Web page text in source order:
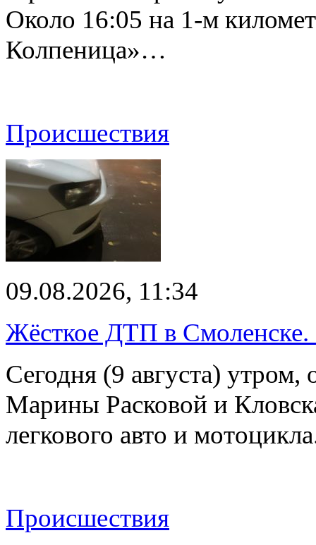
Около 16:05 на 1-м
Колпеница»…
Происшествия
09.08.2026, 11:34
Жёсткое ДТП в Смоленске.
Сегодня (9 августа) утром,
Марины Расковой и
легкового авто и
Происшествия